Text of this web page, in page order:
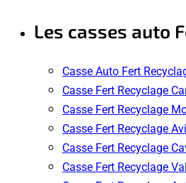
Les casses auto
Casse Auto Fert
Casse Fert Recyclage
Casse Fert Recyclage
Casse Fert Recyclage
Casse Fert Recyclage
Casse Fert Recyclage